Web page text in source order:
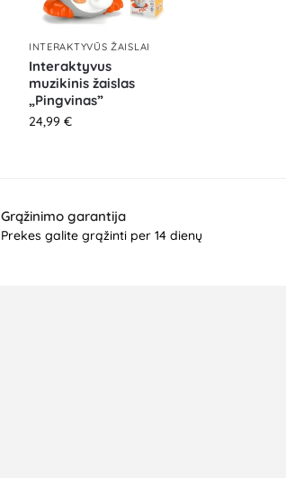
INTERAKTYVŪS ŽAISLAI
Interaktyvus
muzikinis žaislas
„Pingvinas”
24,99 €
Grąžinimo garantija
Prekes galite grąžinti per 14 dienų